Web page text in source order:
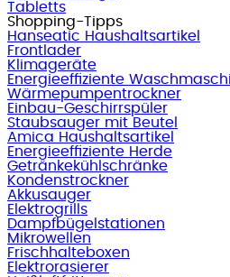
Tabletts
Shopping-Tipps
Hanseatic Haushaltsartikel
Frontlader
Klimageräte
Energieeffiziente
Wärmepumpentrockner
Einbau-Geschirrspüler
Staubsauger mit Beutel
Amica Haushaltsartikel
Energieeffiziente Herde
Getränkekühlschränke
Kondenstrockner
Akkusauger
Elektrogrills
Dampfbügelstationen
Mikrowellen
Frischhalteboxen
Elektrorasierer